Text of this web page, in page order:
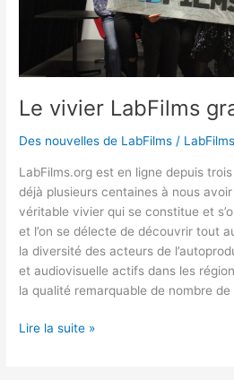
Le vivier LabFilms
Des nouvelles de LabFilms / LabFilms
LabFilms.org est en ligne depuis
déjà plusieurs centaines à nous
véritable vivier qui se constitue et
et l’on se délecte de découvrir tout
la diversité des acteurs de
et audiovisuelle actifs dans les
la qualité remarquable de nombre
Lire la suite »